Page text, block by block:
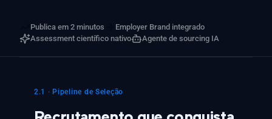
Publica em 2 minutos
Employer Brand integrado
Assessment científico nativo
Agente de sourcing IA
2.1 · Pipeline de Seleção